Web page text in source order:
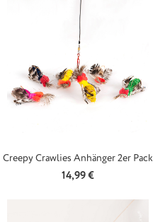
Creepy Crawlies Anhänger 2er Pack
Regulärer Preis:
14,99 €